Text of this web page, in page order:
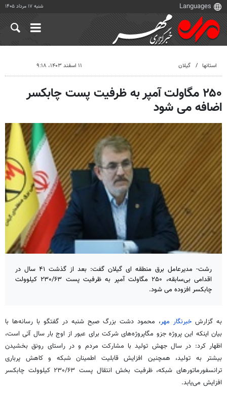
شنبه ۱۷ مرداد ۱۴۰۵
استانها گیلان ۱۱ اسفند ۱۴۰۳، ۹:۱۸
۲۵۰ مگاولت آمپر به ظرفیت پست چابکسر
اضافه می شود
رشت- مدیرعامل برق منطقه ای گیلان گفت: بعد از گذشت ۴۱ سال در
اقدامی بی‌سابقه، ۲۵۰ مگاولت آمپر به ظرفیت پست ۲۳۰/۶۳ کیلوولت
چابکسر افزوده می شود.
به گزارش خبرنگار مهر، محمود دشت بزرگ صبح شنبه در گفتگو با رسانه‌ها با
بیان اینکه این پروژهجزو مگاپروژه‌های شرکت برای عبور از اوج بار سال آتی است،
اظهار کرد: در سال جهش تولید با مشارکت مردم و در راستای رونق بخشیدن
بیشتر به تولید، همچنین افزایش قابلیت اطمینان شبکه و کاهش پرباری
ترانسفورماتورهای شبکه، ظرفیت بخش انتقال پست ۲۳۰/۶۳ کیلوولت چابکسر
افزایش می‌یابد.